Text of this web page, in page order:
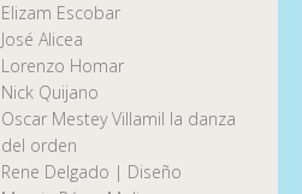
Elizam Escobar
José Alicea
Lorenzo Homar
Nick Quijano
Oscar Mestey Villamil la danza
del orden
Rene Delgado | Diseño